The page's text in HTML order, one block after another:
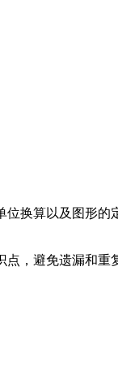
换算以及图形的
，避免遗漏和重